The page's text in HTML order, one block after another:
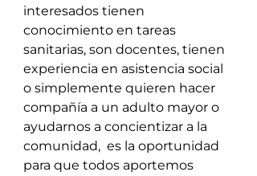
interesados tienen
conocimiento en tareas
sanitarias, son docentes, tienen
experiencia en asistencia social
o simplemente quieren hacer
compañía a un adulto mayor o
ayudarnos a concientizar a la
comunidad,  es la oportunidad
para que todos aportemos